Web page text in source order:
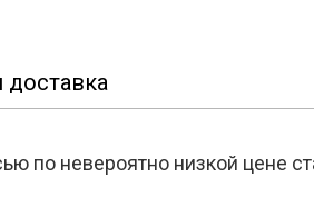
доставка
по невероятно низкой цене